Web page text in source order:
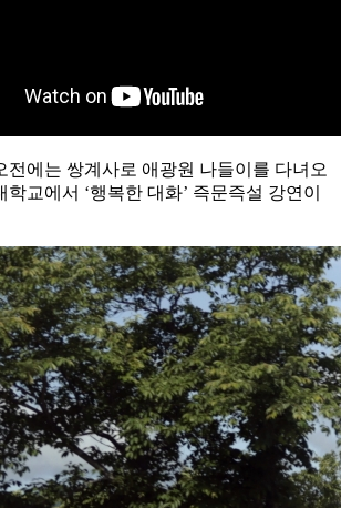
전에는 쌍계사로 애광원 나들이를 다녀오
교에서 ‘행복한 대화’ 즉문즉설 강연이